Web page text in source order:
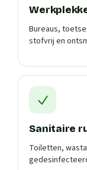
Bureaus,
stofvrij en
Sanitaire
Toiletten,